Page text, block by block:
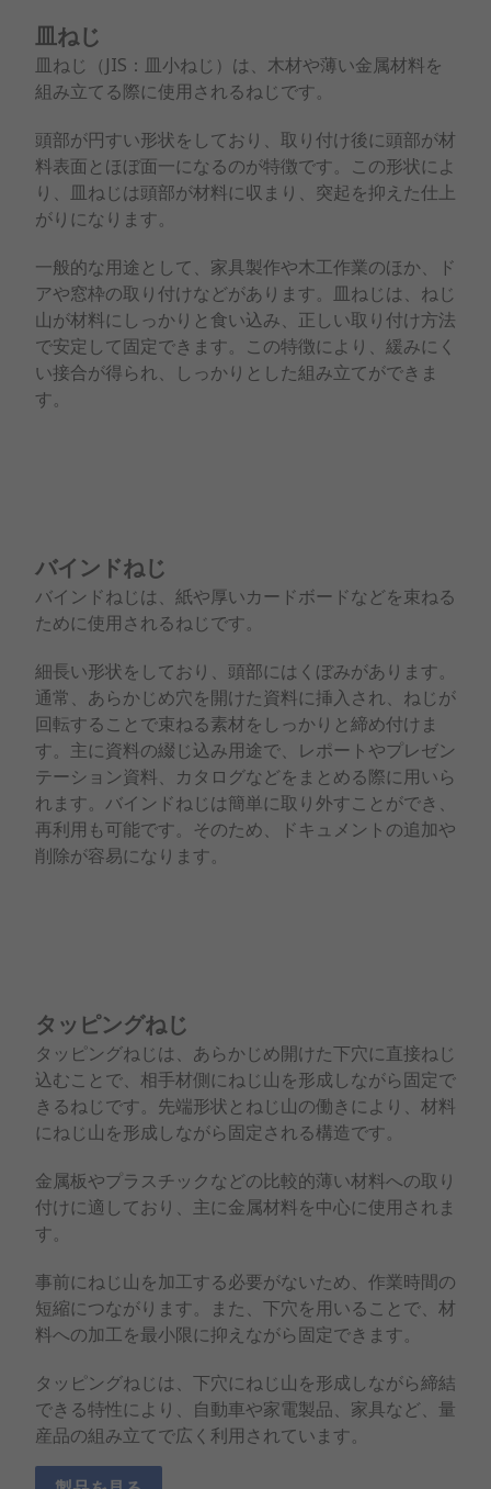
皿ねじ
皿ねじ（JIS：皿小ねじ）は、木材や薄い金属材料を
組み立てる際に使用されるねじです。
頭部が円すい形状をしており、取り付け後に頭部が材
料表面とほぼ面一になるのが特徴です。この形状によ
り、皿ねじは頭部が材料に収まり、突起を抑えた仕上
がりになります。
一般的な用途として、家具製作や木工作業のほか、ド
アや窓枠の取り付けなどがあります。皿ねじは、ねじ
山が材料にしっかりと食い込み、正しい取り付け方法
で安定して固定できます。この特徴により、緩みにく
い接合が得られ、しっかりとした組み立てができま
す。
バインドねじ
バインドねじは、紙や厚いカードボードなどを束ねる
ために使用されるねじです。
細長い形状をしており、頭部にはくぼみがあります。
通常、あらかじめ穴を開けた資料に挿入され、ねじが
回転することで束ねる素材をしっかりと締め付けま
す。主に資料の綴じ込み用途で、レポートやプレゼン
テーション資料、カタログなどをまとめる際に用いら
れます。バインドねじは簡単に取り外すことができ、
再利用も可能です。そのため、ドキュメントの追加や
削除が容易になります。
タッピングねじ
タッピングねじは、あらかじめ開けた下穴に直接ねじ
込むことで、相手材側にねじ山を形成しながら固定で
きるねじです。先端形状とねじ山の働きにより、材料
にねじ山を形成しながら固定される構造です。
金属板やプラスチックなどの比較的薄い材料への取り
付けに適しており、主に金属材料を中心に使用されま
す。
事前にねじ山を加工する必要がないため、作業時間の
短縮につながります。また、下穴を用いることで、材
料への加工を最小限に抑えながら固定できます。
タッピングねじは、下穴にねじ山を形成しながら締結
できる特性により、自動車や家電製品、家具など、量
産品の組み立てで広く利用されています。